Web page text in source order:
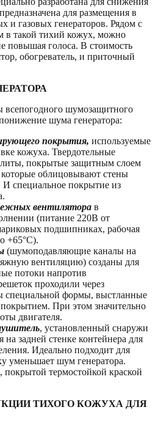
для размещения в
и газовых генераторов. Рядом с
в такой тихий кожух, можно
повышая голоса. В стоимость
обогреватель, и приточный
всепогодного шумозащитного
шума генератора:
покрытия, используемые
кожуха. Твердотельные
покрытые защитным слоем
облицовывают стены
И специальное покрытие из
вентилятора в
(питание 220В от
подшипниках, рабочая
+65°C).
(шумоподавляющие каналы на
вентиляцию) созданы для
потоки напротив
проходили через
специальной формы, выстланные
При этом значительно
двигателя.
, установленный снаружи
на задней стенке контейнера для
Идеально подходит для
уменьшает шум генератора.
покрытой термостойкой краской
ТИХОГО КОЖУХА ДЛЯ